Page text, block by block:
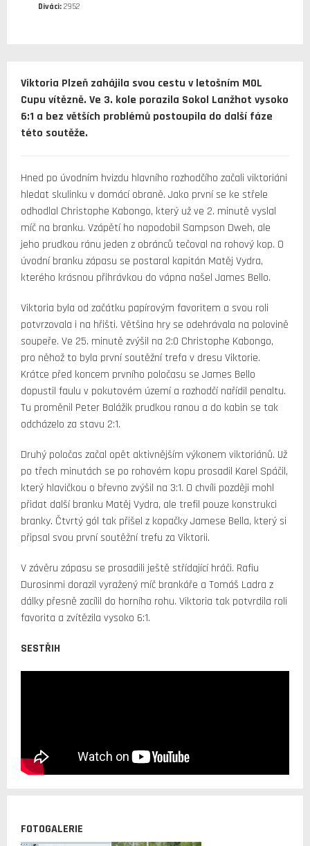
Diváci: 2952
Viktoria Plzeň zahájila svou cestu v letošním MOL
Cupu vítězně. Ve 3. kole porazila Sokol Lanžhot vysoko
6:1 a bez větších problémů postoupila do další fáze
této soutěže.
Hned po úvodním hvizdu hlavního rozhodčího začali viktoriáni
hledat skulinku v domácí obraně. Jako první se ke střele
odhodlal Christophe Kabongo, který už ve 2. minutě vyslal
míč na branku. Vzápětí ho napodobil Sampson Dweh, ale
jeho prudkou ránu jeden z obránců tečoval na rohový kop. O
úvodní branku zápasu se postaral kapitán Matěj Vydra,
kterého krásnou přihrávkou do vápna našel James Bello.
Viktoria byla od začátku papírovým favoritem a svou roli
potvrzovala i na hřišti. Většina hry se odehrávala na polovině
soupeře. Ve 25. minutě zvýšil na 2:0 Christophe Kabongo,
pro něhož to byla první soutěžní trefa v dresu Viktorie.
Krátce před koncem prvního poločasu se James Bello
dopustil faulu v pokutovém území a rozhodčí nařídil penaltu.
Tu proměnil Peter Balážik prudkou ranou a do kabin se tak
odcházelo za stavu 2:1.
Druhý poločas začal opět aktivnějším výkonem viktoriánů. Už
po třech minutách se po rohovém kopu prosadil Karel Spáčil,
který hlavičkou o břevno zvýšil na 3:1. O chvíli později mohl
přidat další branku Matěj Vydra, ale trefil pouze konstrukci
branky. Čtvrtý gól tak přišel z kopačky Jamese Bella, který si
připsal svou první soutěžní trefu za Viktorii.
V závěru zápasu se prosadili ještě střídající hráči. Rafiu
Durosinmi dorazil vyražený míč brankáře a Tomáš Ladra z
dálky přesně zacílil do horního rohu. Viktoria tak potvrdila roli
favorita a zvítězila vysoko 6:1.
SESTŘIH
FOTOGALERIE